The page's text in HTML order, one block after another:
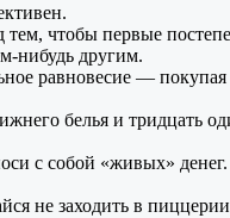
тем, чтобы первые
нибудь другим.
равновесие —
белья и тридцать
с собой «живых» денег.
не заходить в пиццерии